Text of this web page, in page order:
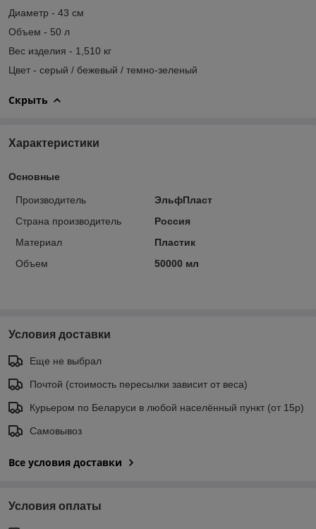
Диаметр - 43 см
Объем - 50 л
Вес изделия - 1,510 кг
Цвет - серый / бежевый / темно-зеленый
Скрыть
Характеристики
Основные
Производитель
ЭльфПласт
Страна производитель
Россия
Материал
Пластик
Объем
50000 мл
Условия доставки
Еще не выбрал
Почтой (стоимость пересылки зависит от веса)
Курьером по Беларуси в любой населённый пункт (от 15р)
Самовывоз
Все условия доставки
Условия оплаты